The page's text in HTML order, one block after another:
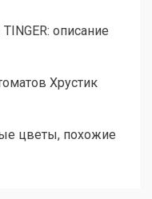
описание
Хрустик
цветы, похожие